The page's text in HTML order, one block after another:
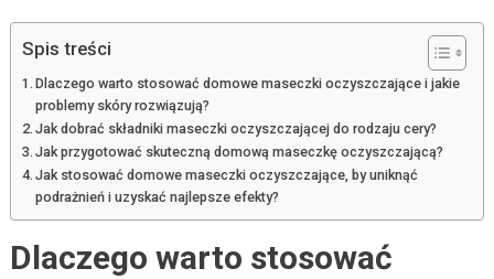
Spis treści
Dlaczego warto stosować domowe maseczki oczyszczające i jakie
problemy skóry rozwiązują?
Jak dobrać składniki maseczki oczyszczającej do rodzaju cery?
Jak przygotować skuteczną domową maseczkę oczyszczającą?
Jak stosować domowe maseczki oczyszczające, by uniknąć
podrażnień i uzyskać najlepsze efekty?
Dlaczego warto stosować